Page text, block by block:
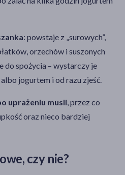
: powstaje z „surowych”,
orzechów i suszonych
do spożycia – wystarczy je
jogurtem i od razu zjeść.
uprażeniu musli, przez co
oraz nieco bardziej
czy nie?